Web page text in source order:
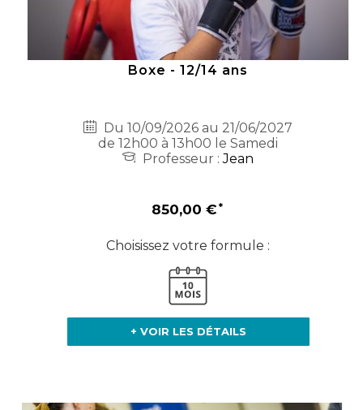
Boxe - 12/14 ans
Du 10/09/2026 au 21/06/2027
de 12h00 à 13h00 le Samedi
Professeur :Jean
850,00 €
Choisissez votre formule :
+ VOIR LES DÉTAILS